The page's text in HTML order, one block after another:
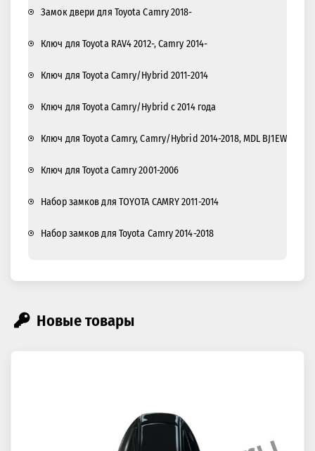
Замок двери для Toyota Camry 2018-
Ключ для Toyota RAV4 2012-, Camry 2014-
Ключ для Toyota Camry/Hybrid 2011-2014
Ключ для Toyota Camry/Hybrid c 2014 года
Ключ для Toyota Camry, Camry/Hybrid 2014-2018, MDL BJ1EW
Ключ для Toyota Camry 2001-2006
Набор замков для TOYOTA CAMRY 2011-2014
Набор замков для Toyota Camry 2014-2018
Новые товары